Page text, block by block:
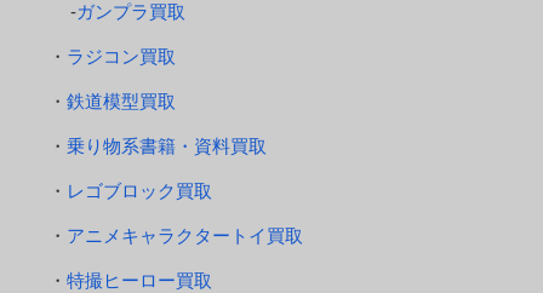
ガンプラ買取
ラジコン買取
鉄道模型買取
乗り物系書籍・資料買取
レゴブロック買取
アニメキャラクタートイ買取
特撮ヒーロー買取